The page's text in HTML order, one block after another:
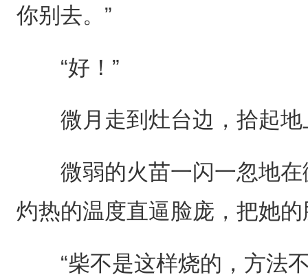
你别去。”
“好！”
微月走到灶台边，拾起地
微弱的火苗一闪一忽地在
灼热的温度直逼脸庞，把她
“柴不是这样烧的，方法不